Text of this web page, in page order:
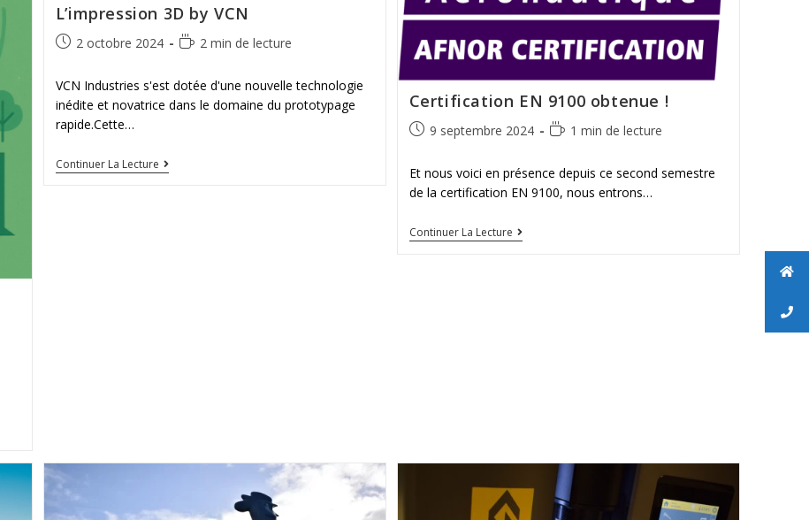
L’impression 3D by VCN
2 octobre 2024 2 min de lecture
VCN Industries s'est dotée d'une nouvelle technologie
inédite et novatrice dans le domaine du prototypage
rapide.Cette…
Continuer La Lecture
Certification EN 9100 obtenue !
9 septembre 2024 1 min de lecture
Et nous voici en présence depuis ce second semestre
de la certification EN 9100, nous entrons…
Continuer La Lecture